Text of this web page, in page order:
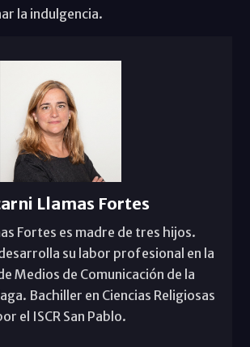
la indulgencia.
Llamas Fortes
Fortes es madre de tres hijos.
su labor profesional en la
Medios de Comunicación de la
Bachiller en Ciencias Religiosas
el ISCR San Pablo.